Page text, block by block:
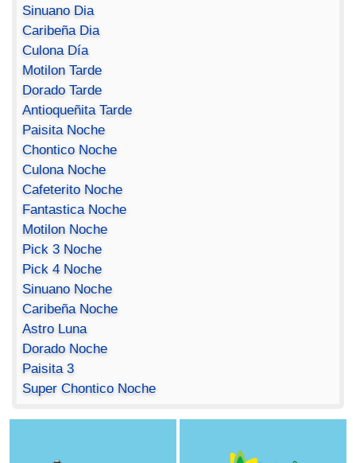
Sinuano Dia
Caribeña Dia
Culona Día
Motilon Tarde
Dorado Tarde
Antioqueñita Tarde
Paisita Noche
Chontico Noche
Culona Noche
Cafeterito Noche
Fantastica Noche
Motilon Noche
Pick 3 Noche
Pick 4 Noche
Sinuano Noche
Caribeña Noche
Astro Luna
Dorado Noche
Paisita 3
Super Chontico Noche